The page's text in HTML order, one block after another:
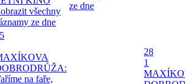
všechny
ze dne
ze dne
na faře,
28
1